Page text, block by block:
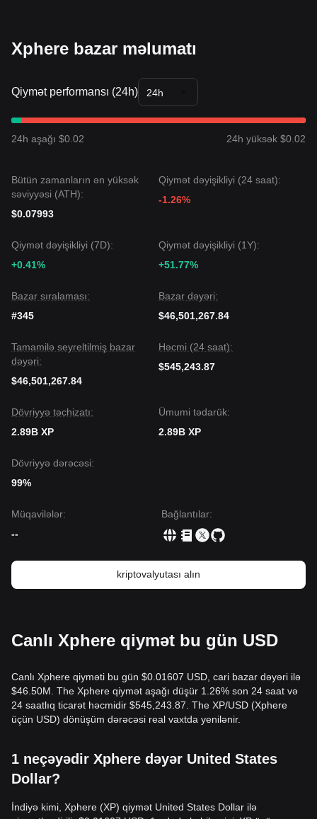
Xphere bazar məlumatı
Qiymət performansı (24h) 24h
24h aşağı $0.02 24h yüksək $0.02
Bütün zamanların ən yüksək
səviyyəsi (ATH):
$0.07993
Qiymət dəyişikliyi (24 saat):
-1.26%
Qiymət dəyişikliyi (7D):
+0.41%
Qiymət dəyişikliyi (1Y):
+51.77%
Bazar sıralaması:
#345
Bazar dəyəri:
$46,501,267.84
Tamamilə seyreltilmiş bazar
dəyəri:
$46,501,267.84
Həcmi (24 saat):
$545,243.87
Dövriyyə təchizatı:
2.89B XP
Ümumi tədarük:
2.89B XP
Dövriyyə dərəcəsi:
99%
Müqavilələr:
--
Bağlantılar:
kriptovalyutası alın
Canlı Xphere qiymət bu gün USD
Canlı Xphere qiyməti bu gün $0.01607 USD, cari bazar dəyəri ilə
$46.50M. The Xphere qiymət aşağı düşür 1.26% son 24 saat və
24 saatlıq ticarət həcmidir $545,243.87. The XP/USD (Xphere
üçün USD) dönüşüm dərəcəsi real vaxtda yenilənir.
1 neçəyədir Xphere dəyər United States
Dollar?
İndiyə kimi, Xphere (XP) qiymət United States Dollar ilə